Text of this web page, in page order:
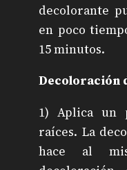
decolorante
en poco
15 minutos.
Decoloración
1) Aplica un
raíces. La
hace al